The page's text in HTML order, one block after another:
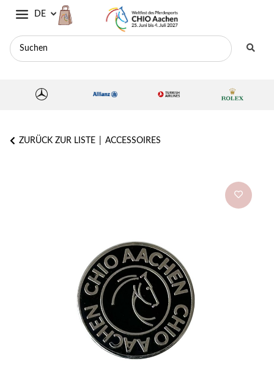
DE
ZURÜCK ZUR LISTE ACCESSOIRES